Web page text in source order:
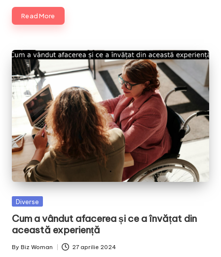
Read More
Posted
Diverse
Cum a vândut afacerea și ce a învățat din
această experiență
Posted
By Biz Woman 27 aprilie 2024